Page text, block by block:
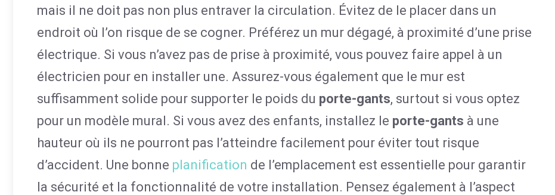
mais il ne doit pas non plus entraver la circulation. Évitez de le placer dans un
endroit où l’on risque de se cogner. Préférez un mur dégagé, à proximité d’une prise
électrique. Si vous n’avez pas de prise à proximité, vous pouvez faire appel à un
électricien pour en installer une. Assurez-vous également que le mur est
suffisamment solide pour supporter le poids du porte-gants, surtout si vous optez
pour un modèle mural. Si vous avez des enfants, installez le porte-gants à une
hauteur où ils ne pourront pas l’atteindre facilement pour éviter tout risque
d’accident. Une bonne planification de l’emplacement est essentielle pour garantir
la sécurité et la fonctionnalité de votre installation. Pensez également à l’aspect